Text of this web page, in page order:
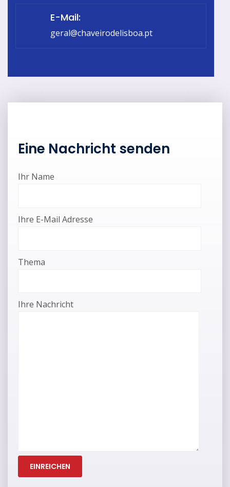
E-Mail:
geral@chaveirodelisboa.pt
Eine Nachricht senden
Ihr Name
Ihre E-Mail Adresse
Thema
Ihre Nachricht